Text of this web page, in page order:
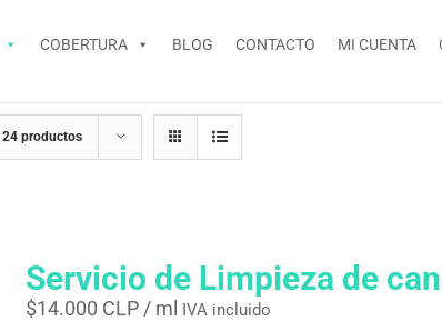
COBERTURA BLOG CONTACTO MI CUENTA
24 productos
Servicio de Limpieza de
$14.000 CLP / ml IVA incluido